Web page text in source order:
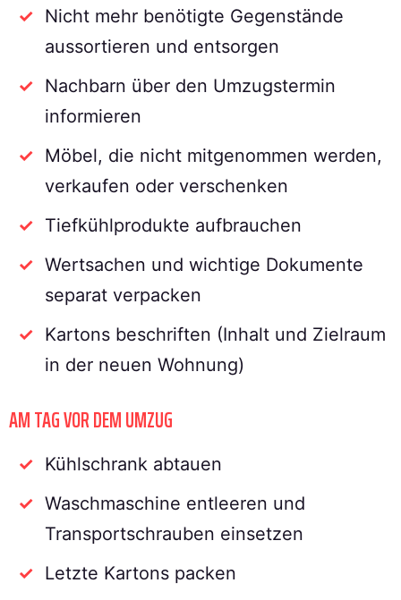
Nicht mehr benötigte Gegenstände
aussortieren und entsorgen
Nachbarn über den Umzugstermin
informieren
Möbel, die nicht mitgenommen werden,
verkaufen oder verschenken
Tiefkühlprodukte aufbrauchen
Wertsachen und wichtige Dokumente
separat verpacken
Kartons beschriften (Inhalt und Zielraum
in der neuen Wohnung)
AM TAG VOR DEM UMZUG
Kühlschrank abtauen
Waschmaschine entleeren und
Transportschrauben einsetzen
Letzte Kartons packen